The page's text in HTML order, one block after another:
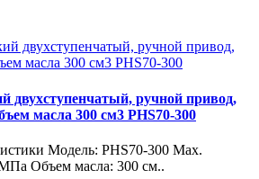
двухступенчатый, ручной привод,
масла 300 см3 PHS70-300
Модель: PHS70-300 Max.
Объем масла: 300 см..